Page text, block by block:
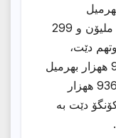
ههزار بهرمیل
لهڕۆژێكدا، دواتریش لیبیا بهملیۆنێك ملیۆن و 299
دێت،
لهدوای ئهویش جهزائیر دێت به 940 ههزار بهرمیل
لهڕۆژێكدا، پاشان ڤهنزوێلا دێت به 936 ههزار
دێت به